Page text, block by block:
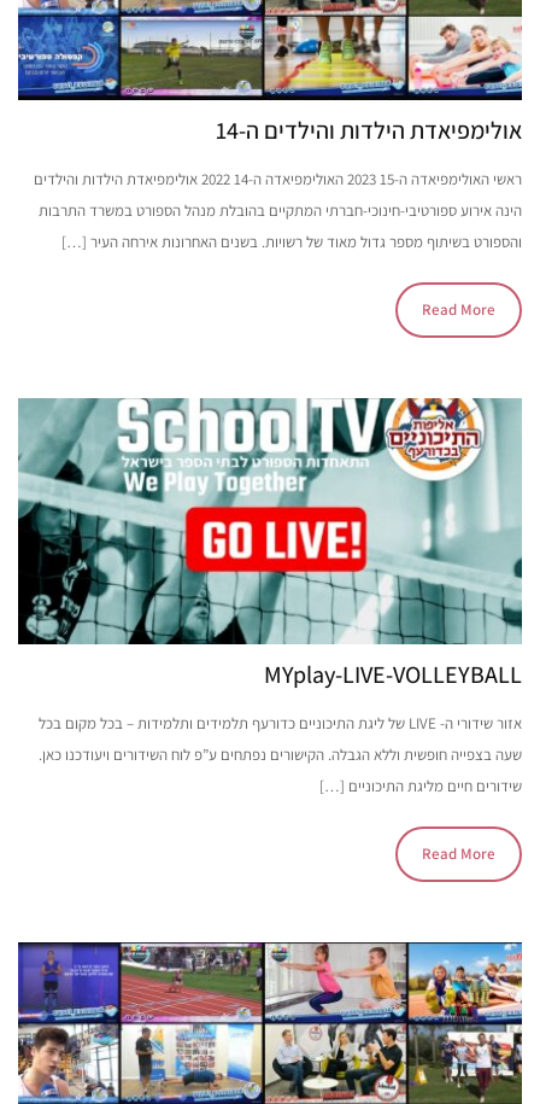
אולימפיאדת הילדות והילדים ה-14
ראשי האולימפיאדה ה-15 2023 האולימפיאדה ה-14 2022 אולימפיאדת הילדות והילדים
הינה אירוע ספורטיבי-חינוכי-חברתי המתקיים בהובלת מנהל הספורט במשרד התרבות
והספורט בשיתוף מספר גדול מאוד של רשויות. בשנים האחרונות אירחה העיר […]
Read More
MYplay-LIVE-VOLLEYBALL
אזור שידורי ה- LIVE של ליגת התיכוניים כדורעף תלמידים ותלמידות – בכל מקום בכל
שעה בצפייה חופשית וללא הגבלה. הקישורים נפתחים ע”פ לוח השידורים ויעודכנו כאן.
שידורים חיים מליגת התיכוניים […]
Read More